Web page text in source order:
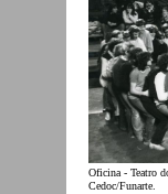
Oficina - Teatro
Cedoc/Funarte.